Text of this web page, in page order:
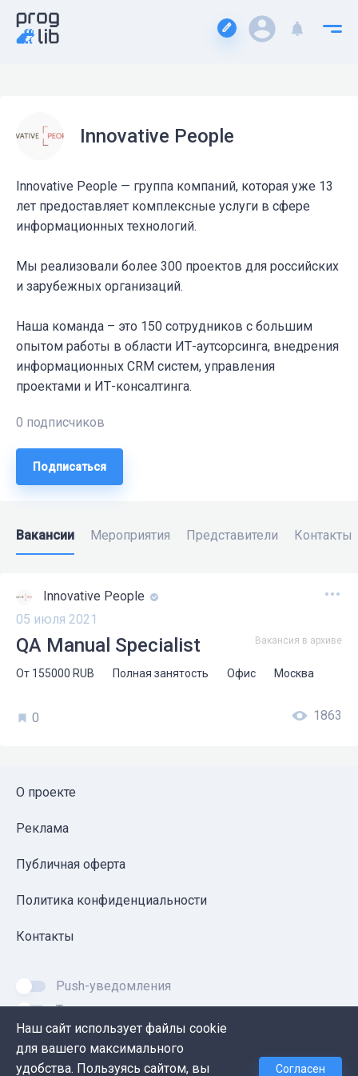
Innovative People
Innovative People — группа компаний, которая уже 13
лет предоставляет комплексные услуги в сфере
информационных технологий.
Мы реализовали более 300 проектов для российских
и зарубежных организаций.
Наша команда – это 150 сотрудников с большим
опытом работы в области ИТ-аутсорсинга, внедрения
информационных CRM систем, управления
проектами и ИТ-консалтинга.
0 подписчиков
Подписаться
Вакансии Мероприятия Представители Контакты
Innovative People
05 июля 2021
QA Manual Specialist Вакансия в архиве
От 155000 RUB Полная занятость Офис Москва
0 1863
О проекте
Реклама
Публичная оферта
Политика конфиденциальности
Контакты
Push-уведомления
Темная тема
Наш сайт использует файлы cookie
для вашего максимального
удобства. Пользуясь сайтом, вы
Согласен